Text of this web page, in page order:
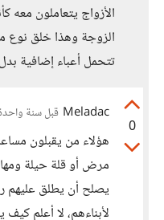
الأزواج يتعاملون
الزوجة وهذا خلق نوع
تتحمل أعباء إضافية
0
Meladac قبل سنة
هؤلاء من يقبلون
مرض أو قلة حيلة
يصلح أن يطلق عليهم
لأبناءهم، لا أعلم